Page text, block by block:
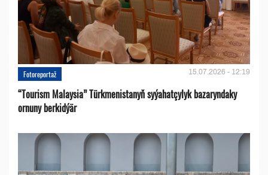
Fotoreportaž 15.07.2026 - 12:19
“Tourism Malaysia” Türkmenistanyň syýahatçylyk bazaryndaky
ornuny berkidýär